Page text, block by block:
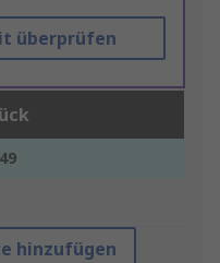
überprüfen
hinzufügen